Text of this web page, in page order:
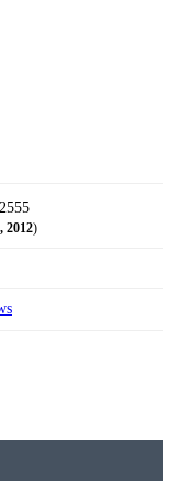
2012)